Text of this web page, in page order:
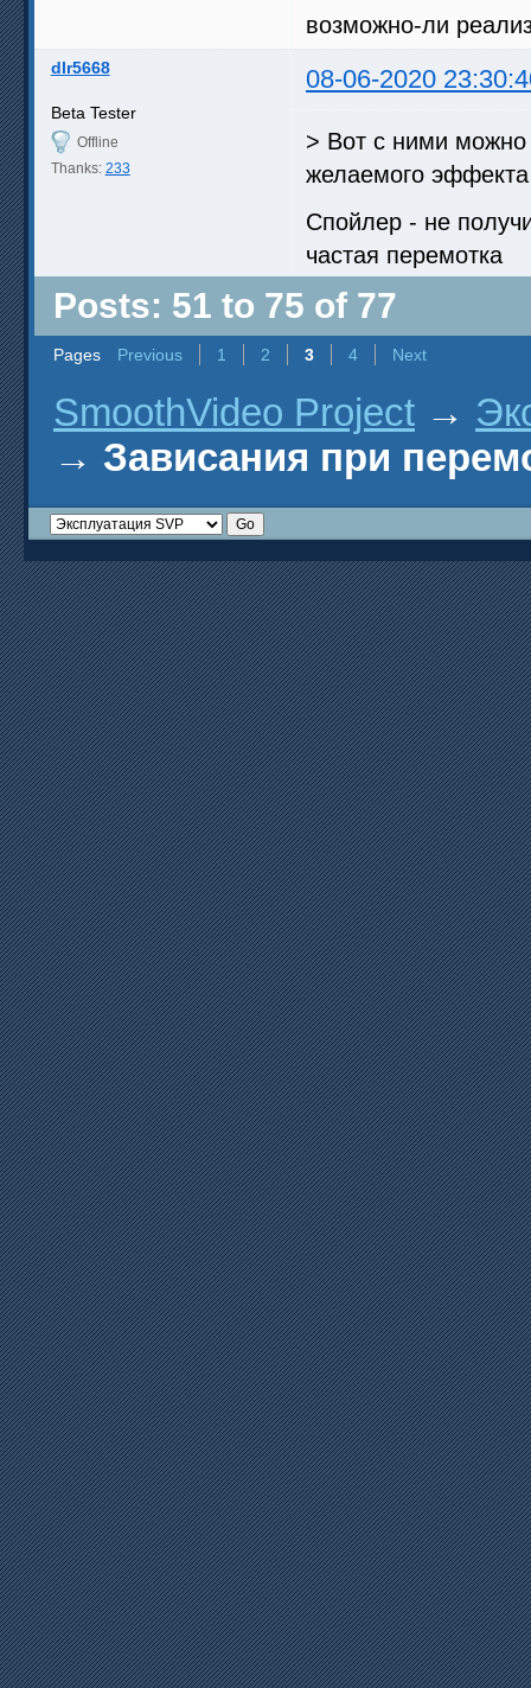
возможно-ли
dlr5668 08-06-2020
Beta Tester
Offline
Thanks: 233
> Вот с ними можно
желаемого эффекта
Спойлер - не
частая перемотка
Posts: 51 to 75 of 77
Pages Previous 1 2 3 4 Next
SmoothVideo Project →
→ Зависания при